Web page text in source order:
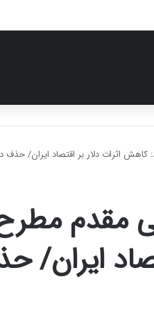
اثرات دلار بر اقتصاد ایران/ حذف
مقدم
ایران/